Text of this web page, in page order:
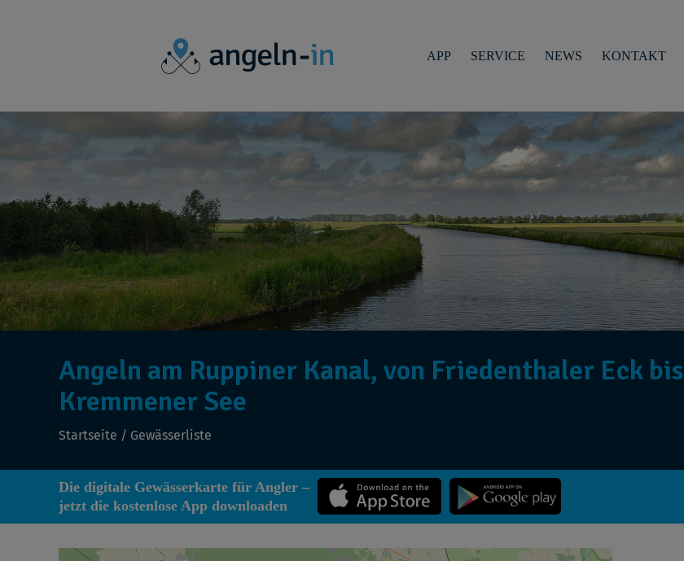
APP SERVICE NEWS KONTAKT
Angeln am Ruppiner Kanal, von Friedenthaler Eck bis
Kremmener See
Startseite / Gewässerliste
Die digitale Gewässerkarte für Angler –
jetzt die kostenlose App downloaden